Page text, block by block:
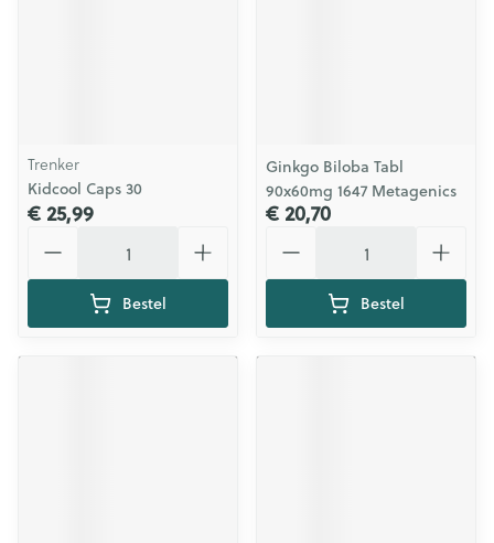
Trenker
Kidcool Caps 30
€ 25,99
Bestel
Ginkgo Biloba Tabl
90x60mg 1647 Metagenics
€ 20,70
Bestel